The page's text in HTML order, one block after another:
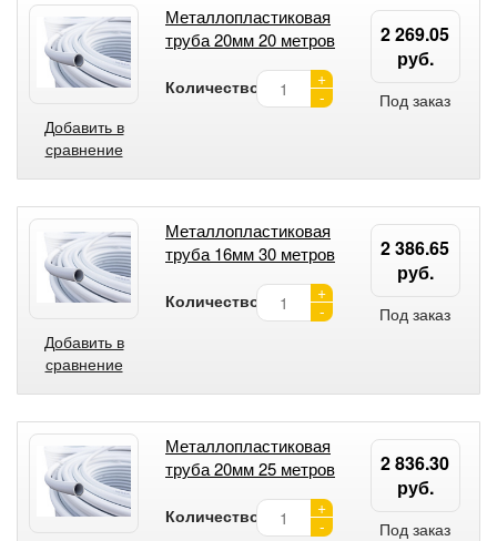
Добавить в
сравнение
Металлопластиковая
труба 20мм 20 метров
Количество:
+
-
2 269.05
руб.
Под заказ
Добавить в
сравнение
Металлопластиковая
труба 16мм 30 метров
Количество:
+
-
2 386.65
руб.
Под заказ
Металлопластиковая
труба 20мм 25 метров
Количество:
+
-
2 836.30
руб.
Под заказ